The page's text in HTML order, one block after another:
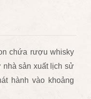
chứa rượu whisky
nhà sản xuất lịch sử
hành vào khoảng